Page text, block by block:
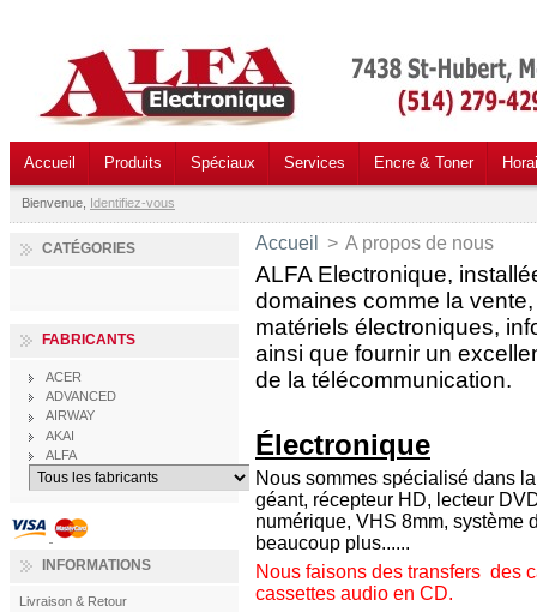
Accueil Produits Spéciaux Services Encre & Toner
Bienvenue, Identifiez-vous
CATÉGORIES
FABRICANTS
ACER
ADVANCED
AIRWAY
AKAI
ALFA
INFORMATIONS
Livraison & Retour
Accueil > A propos de nous
ALFA Electronique,
domaines comme la
matériels électroniques,
ainsi que fournir un
de la télécommunication.
Électronique
Nous sommes spécialisé dans
géant, récepteur HD, lecteur
numérique, VHS 8mm, système
beaucoup plus......
Nous faisons des transfers des
cassettes audio en CD.